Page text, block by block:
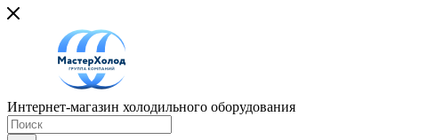
Интернет-магазин холодильного оборудования